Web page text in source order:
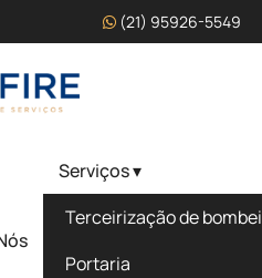
(21) 95926-5549
Serviços ▾
Terceirização de
Portaria
Civil Curso